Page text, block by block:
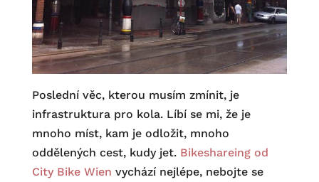
Poslední věc, kterou musím zmínit, je
infrastruktura pro kola. Líbí se mi, že je
mnoho míst, kam je odložit, mnoho
oddělených cest, kudy jet. Bikeshareing od
City Bike Wien vychází nejlépe, nebojte se